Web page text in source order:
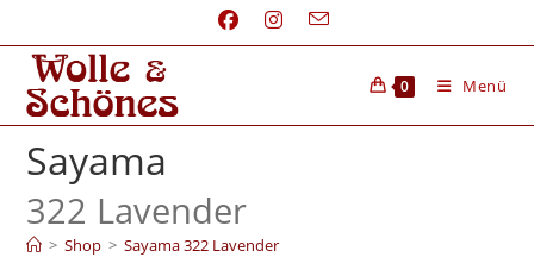
0 Menü
Sayama
322 Lavender
> Shop > Sayama 322 Lavender